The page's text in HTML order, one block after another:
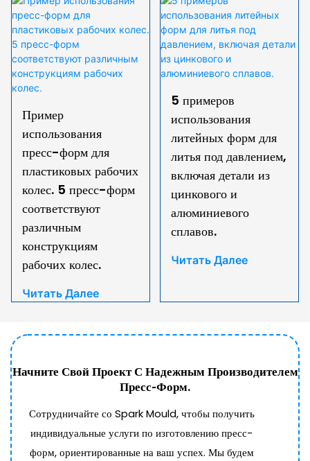
Пример
использования
пресс-форм для
пластиковых рабочих
колес. 5 пресс-форм
соответствуют
различным
конструкциям
рабочих колес.
Читать Далее
5 примеров
использования
литейных форм для
литья под давлением,
включая детали из
цинкового и
алюминиевого
сплавов.
Читать Далее
Начните Свой Проект С Надежным Производителем
Пресс-Форм.
Сотрудничайте со Spark Mould, чтобы получить
индивидуальные услуги по изготовлению пресс-
форм, ориентированные на ваш успех. Мы будем